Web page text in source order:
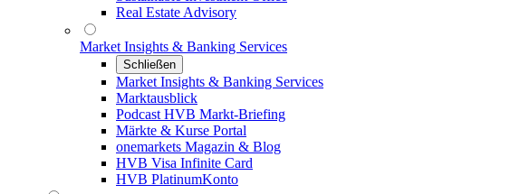
Real Estate Advisory
Market Insights & Banking Services
Schließen
Market Insights & Banking Services
Marktausblick
Podcast HVB Markt-Briefing
Märkte & Kurse Portal
onemarkets Magazin & Blog
HVB Visa Infinite Card
HVB PlatinumKonto